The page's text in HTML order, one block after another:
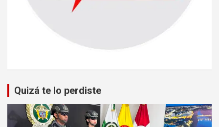
Quizá te lo perdiste